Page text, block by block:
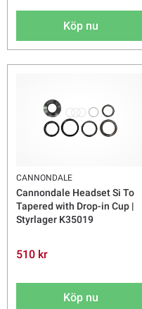
Köp nu
CANNONDALE
Cannondale Headset Si To
Tapered with Drop-in Cup |
Styrlager K35019
510 kr
Köp nu